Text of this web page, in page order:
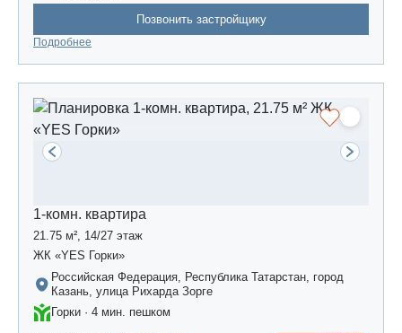
Позвонить застройщику
Подробнее
1-комн. квартира
21.75 м², 14/27 этаж
ЖК «YES Горки»
Российская Федерация, Республика Татарстан, город
Казань, улица Рихарда Зорге
Горки · 4 мин. пешком